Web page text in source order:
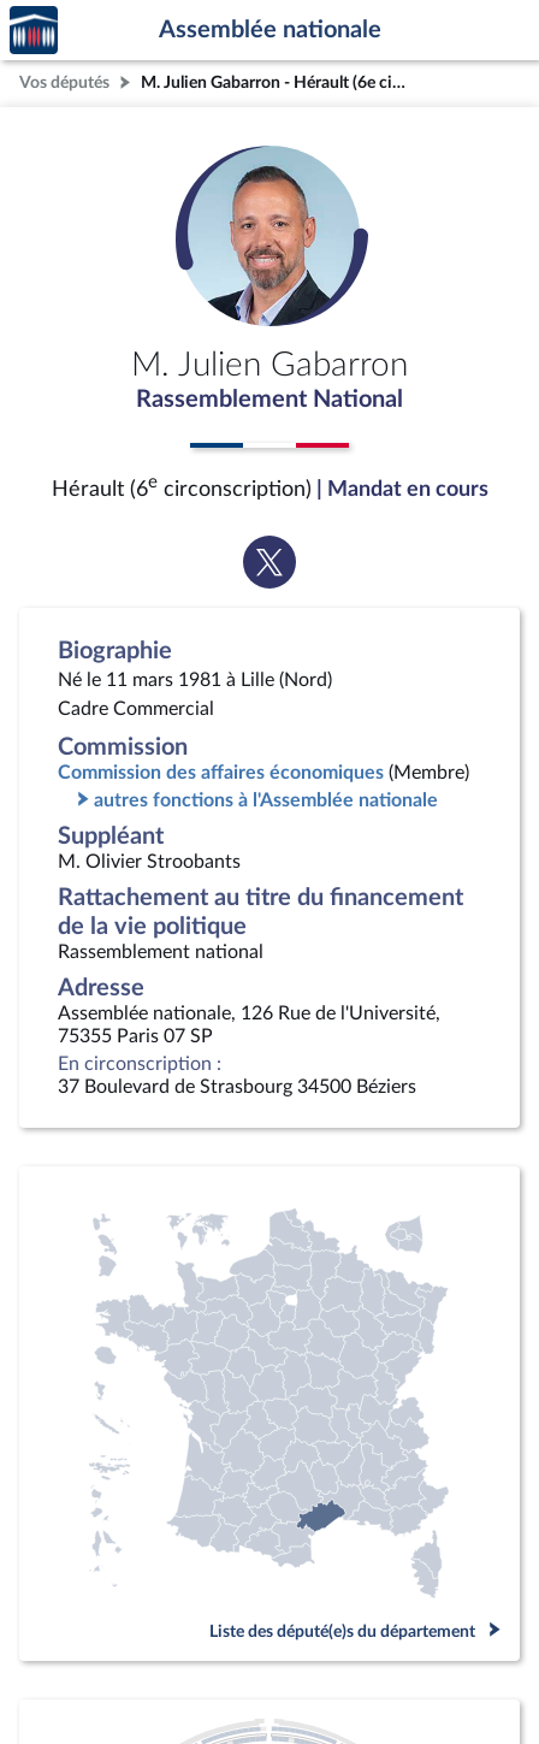
Aller au contenu
Aller en bas de la page
Accèder
à la
page
d'accueil
Assemblée nationale
Vos députés M. Julien Gabarron - Hérault (6e circonscription)
M. Julien Gabarron
Rassemblement National
Hérault (6ecirconscription) | Mandat en cours
Voir
la
Biographie
Né le 11 mars 1981 à Lille (Nord)
Cadre Commercial
Commission
Commission des affaires économiques (Membre)
autres fonctions à l'Assemblée nationale
Suppléant
M. Olivier Stroobants
Rattachement au titre du financement
de la vie politique
Rassemblement national
Adresse
Assemblée nationale, 126 Rue de l'Université,
75355 Paris 07 SP
En circonscription :
37 Boulevard de Strasbourg 34500 Béziers
Liste des député(e)s du département